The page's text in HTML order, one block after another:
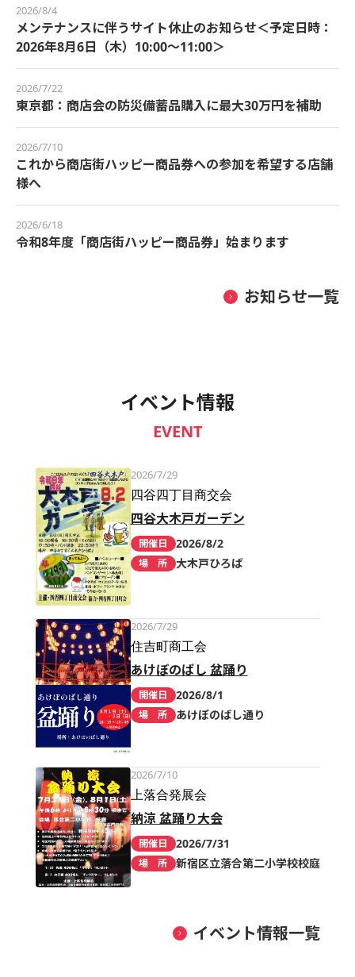
2026/8/4
メンテナンスに伴うサイト休止のお知らせ＜予定日時：
2026年8月6日（木）10:00～11:00＞
2026/7/22
東京都：商店会の防災備蓄品購入に最大30万円を補助
2026/7/10
これから商店街ハッピー商品券への参加を希望する店舗
様へ
2026/6/18
令和8年度「商店街ハッピー商品券」始まります
お知らせ一覧
イベント情報
EVENT
2026/7/29
四谷四丁目商交会
四谷大木戸ガーデン
開催日 2026/8/2
場 所 大木戸ひろば
2026/7/29
住吉町商工会
あけぼのばし 盆踊り
開催日 2026/8/1
場 所 あけぼのばし通り
2026/7/10
上落合発展会
納涼 盆踊り大会
開催日 2026/7/31
場 所 新宿区立落合第二小学校校庭
イベント情報一覧